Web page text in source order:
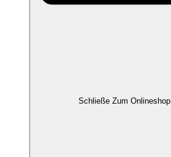
Schließe Zum Onlineshop